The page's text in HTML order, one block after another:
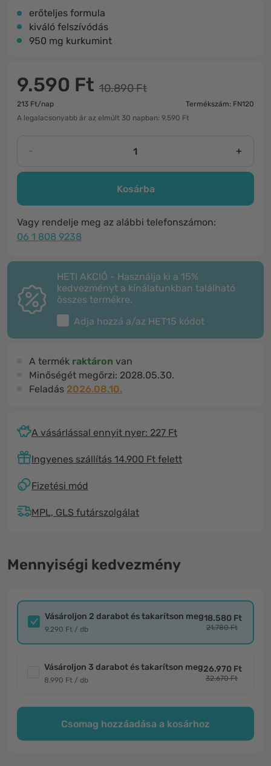
erőteljes formula
kiváló felszívódás
950 mg kurkumint
9.590 Ft 10.890 Ft
213 Ft/nap
Termékszám: FN120
A legalacsonyabb ár az elmúlt 30 napban: 9.590 Ft
- +
Kosárba
Vagy rendelje meg az alábbi telefonszámon:
06 1 808 9238
HETI AKCIÓ - Használja ki a 15%
kedvezményt a kínálatunkban található
összes termékre.
Adja hozzá a/az HET15 kódot
A termék raktáron van
Minőségét megőrzi: 2028.05.30.
Feladás 2026.08.10.
A vásárlással ennyit nyer: 227 Ft
Ingyenes szállítás 14.900 Ft felett
Fizetési mód
MPL, GLS futárszolgálat
Mennyiségi kedvezmény
Vásároljon 2 darabot és takarítson meg
9.290 Ft / db
18.580 Ft
21.780 Ft
Vásároljon 3 darabot és takarítson meg
8.990 Ft / db
26.970 Ft
32.670 Ft
Csomag hozzáadása a kosárhoz